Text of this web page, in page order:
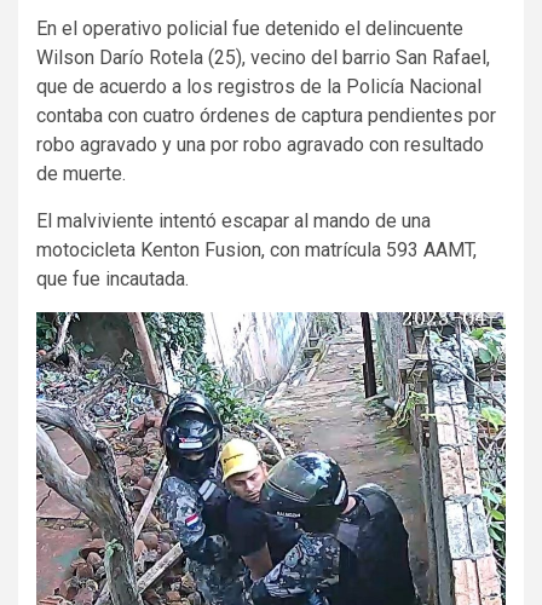
En el operativo policial fue detenido el delincuente
Wilson Darío Rotela (25), vecino del barrio San Rafael,
que de acuerdo a los registros de la Policía Nacional
contaba con cuatro órdenes de captura pendientes por
robo agravado y una por robo agravado con resultado
de muerte.
El malviviente intentó escapar al mando de una
motocicleta Kenton Fusion, con matrícula 593 AAMT,
que fue incautada.